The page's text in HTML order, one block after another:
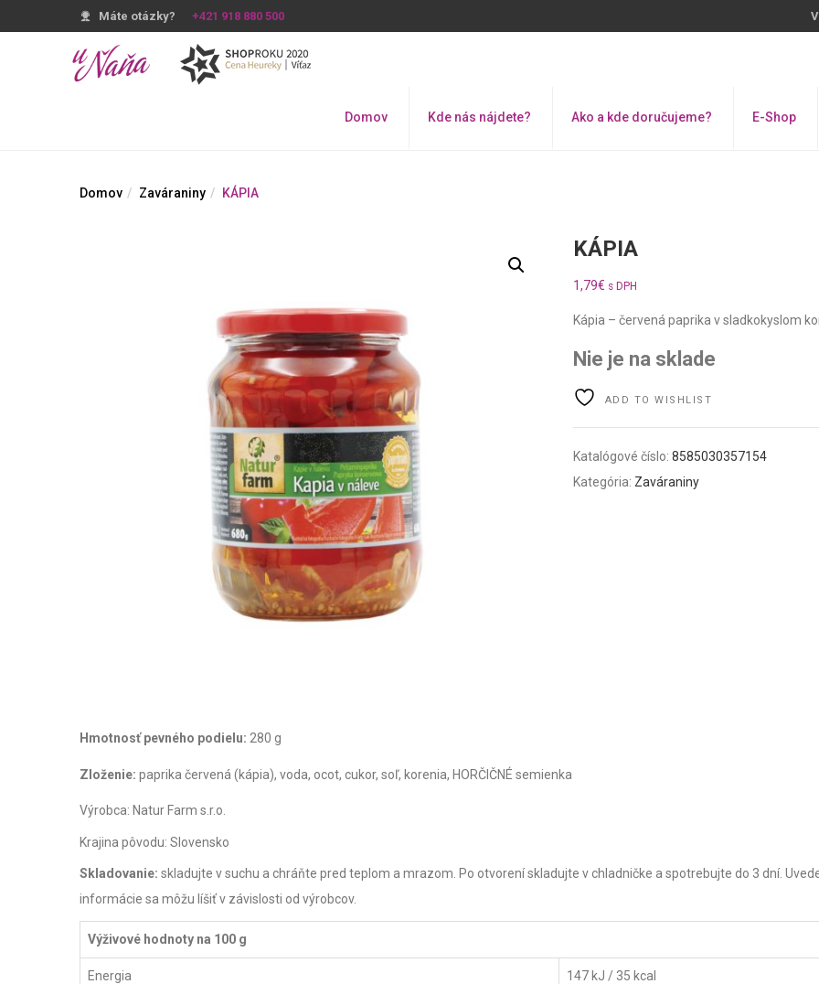
Máte otázky? +421 918 880 500
Domov Kde nás nájdete? Ako a kde doručujeme? E-Shop
Domov Zaváraniny KÁPIA
KÁPIA
1,79€ s DPH
Kápia – červená paprika v sladkokyslom
Nie je na sklade
ADD TO WISHLIST
Katalógové číslo: 8585030357154
Kategória: Zaváraniny
Hmotnosť pevného podielu: 280 g
Zloženie: paprika červená (kápia), voda, ocot, cukor, soľ, korenia, HORČIČNÉ semienka
Výrobca: Natur Farm s.r.o.
Krajina pôvodu: Slovensko
Skladovanie: skladujte v suchu a chráňte pred teplom a mrazom. Po otvorení skladujte v chladničke a spotrebujte do 3 dní.
informácie sa môžu líšiť v závislosti od výrobcov.
Výživové hodnoty na 100 g
Energia 147 kJ / 35 kcal